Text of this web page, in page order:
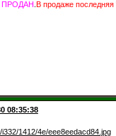
ПРОДАН В продаже
08:35:38